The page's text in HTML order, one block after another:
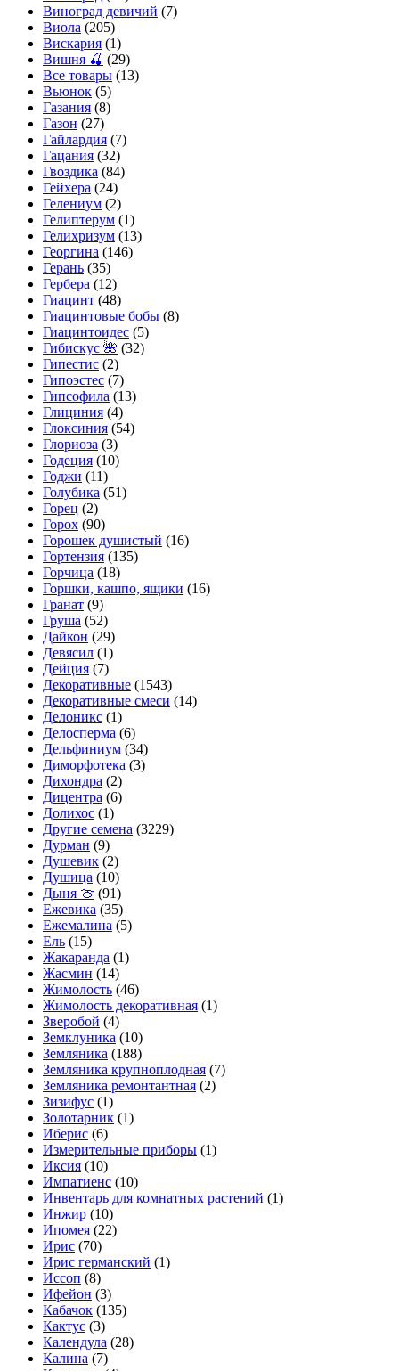
Виноград девичий (7)
Виола (205)
Вискария (1)
Вишня 🍒 (29)
Все товары (13)
Вьюнок (5)
Газания (8)
Газон (27)
Гайлардия (7)
Гацания (32)
Гвоздика (84)
Гейхера (24)
Гелениум (2)
Гелиптерум (1)
Гелихризум (13)
Георгина (146)
Герань (35)
Гербера (12)
Гиацинт (48)
Гиацинтовые бобы (8)
Гиацинтоидес (5)
Гибискус 🌺 (32)
Гипестис (2)
Гипоэстес (7)
Гипсофила (13)
Глициния (4)
Глоксиния (54)
Глориоза (3)
Годеция (10)
Годжи (11)
Голубика (51)
Горец (2)
Горох (90)
Горошек душистый (16)
Гортензия (135)
Горчица (18)
Горшки, кашпо, ящики (16)
Гранат (9)
Груша (52)
Дайкон (29)
Девясил (1)
Дейция (7)
Декоративные (1543)
Декоративные смеси (14)
Делоникс (1)
Делосперма (6)
Дельфиниум (34)
Диморфотека (3)
Дихондра (2)
Дицентра (6)
Долихос (1)
Другие семена (3229)
Дурман (9)
Душевик (2)
Душица (10)
Дыня 🍈 (91)
Ежевика (35)
Ежемалина (5)
Ель (15)
Жакаранда (1)
Жасмин (14)
Жимолость (46)
Жимолость декоративная (1)
Зверобой (4)
Земклуника (10)
Земляника (188)
Земляника крупноплодная (7)
Земляника ремонтантная (2)
Зизифус (1)
Золотарник (1)
Иберис (6)
Измерительные приборы (1)
Иксия (10)
Импатиенс (10)
Инвентарь для комнатных растений (1)
Инжир (10)
Ипомея (22)
Ирис (70)
Ирис германский (1)
Иссоп (8)
Ифейон (3)
Кабачок (135)
Кактус (3)
Календула (28)
Калина (7)